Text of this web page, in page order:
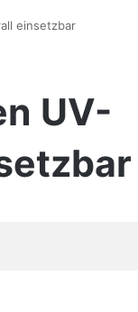
einsetzbar
UV-